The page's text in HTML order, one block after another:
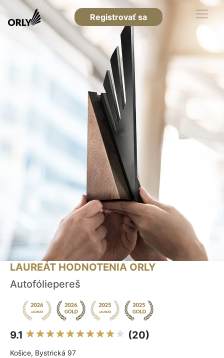
Registrovať sa
LAUREÁT HODNOTENIA ORLY
Autofóliepereš
9.1 (20)
Košice, Bystrická 97